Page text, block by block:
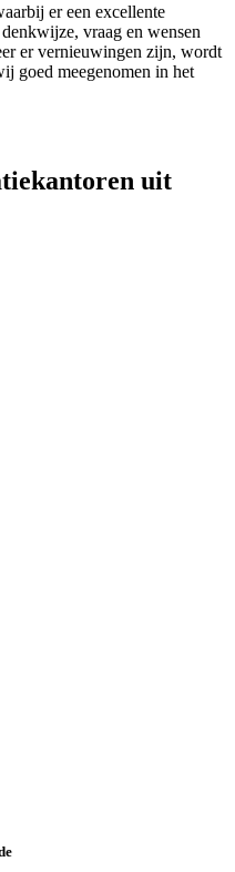
er een excellente
vraag en wensen
er vernieuwingen zijn, wordt
goed meegenomen in het
uit